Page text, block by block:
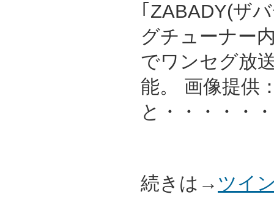
｢ZABADY(ザ
グチューナー
でワンセグ放
能。 画像提供
と・・・・・
続きは→ ツイ